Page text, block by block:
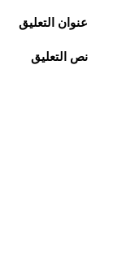
عنوان التعليق
نص التعليق